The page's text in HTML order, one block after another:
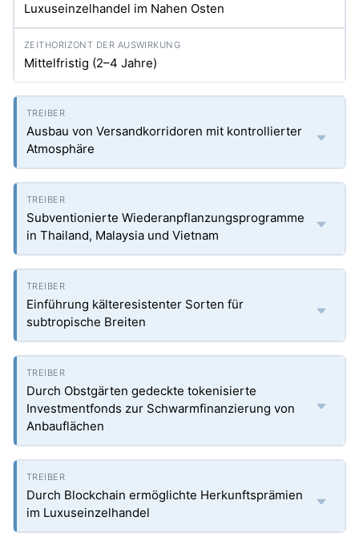
Luxuseinzelhandel im Nahen Osten
Mittelfristig (2–4 Jahre)
Ausbau von Versandkorridoren mit kontrollierter
Atmosphäre
Subventionierte Wiederanpflanzungsprogramme
in Thailand, Malaysia und Vietnam
Einführung kälteresistenter Sorten für
subtropische Breiten
Durch Obstgärten gedeckte tokenisierte
Investmentfonds zur Schwarmfinanzierung von
Anbauflächen
Durch Blockchain ermöglichte Herkunftsprämien
im Luxuseinzelhandel